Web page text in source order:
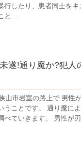
行したり、患者同士を
...
遂!通り魔か?犯人
山市岩室の路上で 男性
うことです。 通り魔に
べていきます。 男性が